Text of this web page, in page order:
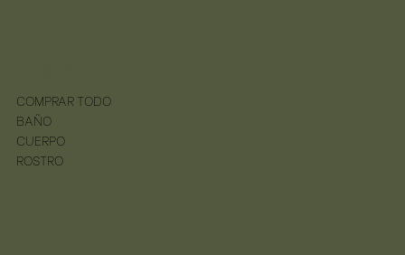
COMPRAR TODO
BAÑO
CUERPO
ROSTRO